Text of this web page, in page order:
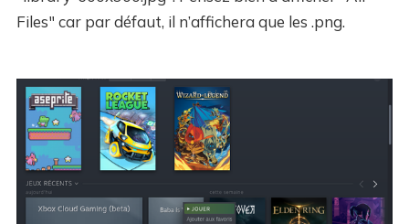
Files" car par défaut, il n’affichera que les .png.